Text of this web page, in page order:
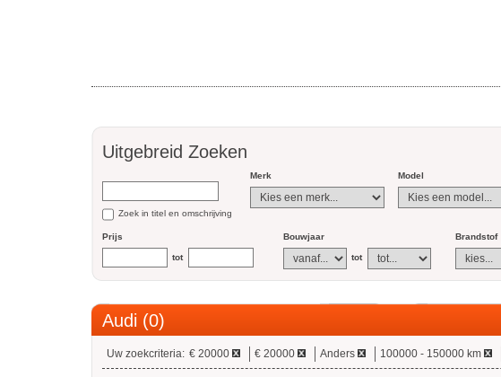
Uitgebreid Zoeken
Zoek in titel en omschrijving
Merk Model
Prijs
tot
Bouwjaar
tot
Brandstof
Audi (0)
Uw zoekcriteria: € 20000 € 20000 Anders 100000 - 150000 km